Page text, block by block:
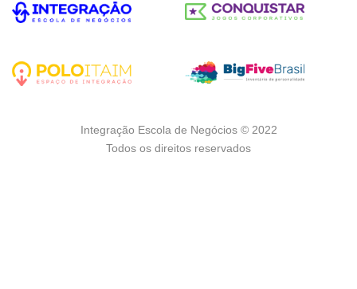
Integração Escola de Negócios © 2022
Todos os direitos reservados